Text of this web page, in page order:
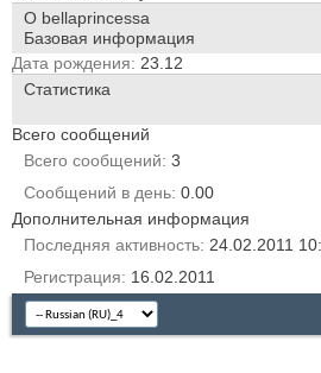
О bellaprincessa
Базовая информация
Дата рождения 23.12
Статистика
Всего сообщений
Всего сообщений 3
Сообщений в день 0.00
Дополнительная информация
Последняя активность 24.02.2011
Регистрация
16.02.2011